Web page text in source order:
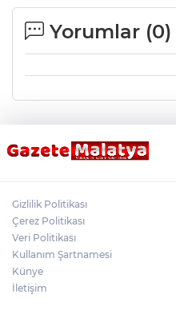
Yorumlar (0)
Gizlilik Politikası
Çerez Politikası
Veri Politikası
Kullanım Şartnamesi
Künye
İletişim